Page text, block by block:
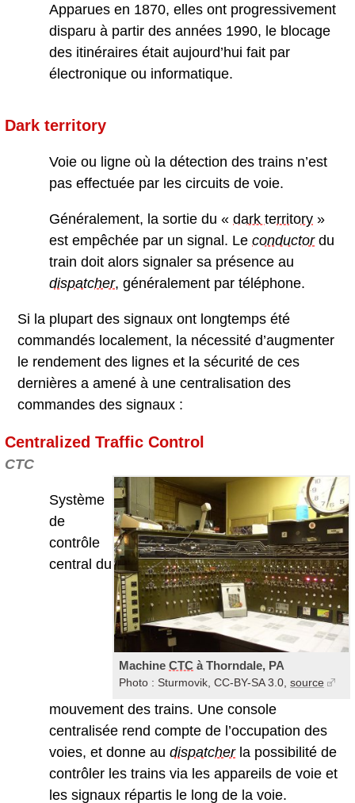
Apparues en 1870, elles ont progressivement
disparu à partir des années 1990, le blocage
des itinéraires était aujourd’hui fait par
électronique ou informatique.
Dark territory
Voie ou ligne où la détection des trains n’est
pas effectuée par les circuits de voie.
Généralement, la sortie du « dark territory »
est empêchée par un signal. Le conductordu
train doit alors signaler sa présence au
dispatcher, généralement par téléphone.
Si la plupart des signaux ont longtemps été
commandés localement, la nécessité d’augmenter
le rendement des lignes et la sécurité de ces
dernières a amené à une centralisation des
commandes des signaux :
Centralized Traffic Control
CTC
Machine CTC à Thorndale, PA
Photo : Sturmovik, CC-BY-SA 3.0, source
Système
de
contrôle
central du
mouvement des trains. Une console
centralisée rend compte de l’occupation des
voies, et donne au dispatcherla possibilité de
contrôler les trains via les appareils de voie et
les signaux répartis le long de la voie.